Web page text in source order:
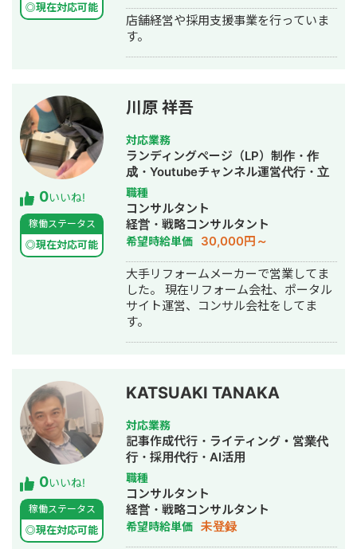
◎現在対応可能
店舗経営や採用支援事業を行っていま
す。
0いいね!
稼働ステータス
◎現在対応可能
川原 祥吾
対応業務
ランディングページ（LP）制作・作
成・Youtubeチャンネル運営代行・立
ち上げ・ECサイト構築・ネットショッ
プ作成代行・SNS運用代行・ホームペ
ージ制作・作成・営業代行
職種
コンサルタント
経営・戦略コンサルタント
希望時給単価 30,000円～
大手リフォームメーカーで営業してま
した。 現在リフォーム会社、ポータル
サイト運営、コンサル会社をしてま
す。
0いいね!
稼働ステータス
◎現在対応可能
KATSUAKI TANAKA
対応業務
記事作成代行・ライティング・営業代
行・採用代行・AI活用
職種
コンサルタント
経営・戦略コンサルタント
希望時給単価 未登録